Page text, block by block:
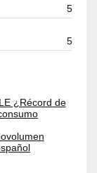
5
5
¿Récord de